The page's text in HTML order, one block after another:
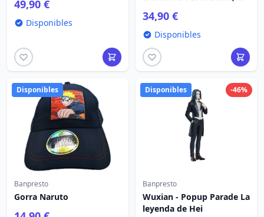
49,90 €
Disponibles 34,90 €
Disponibles
Disponibles
Banpresto
Gorra Naruto
-46%
Disponibles
Banpresto
Wuxian - Popup Parade La
leyenda de Hei